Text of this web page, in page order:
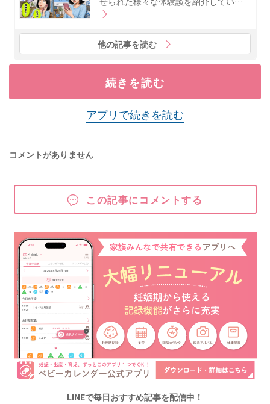
他の記事を読む
続きを読む
アプリで続きを読む
コメントがありません
この記事にコメントする
LINEで毎日おすすめ記事を配信中！